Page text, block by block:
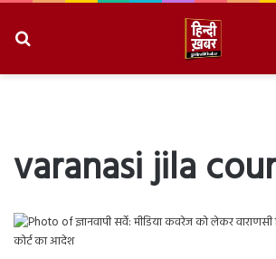
varanasi jila